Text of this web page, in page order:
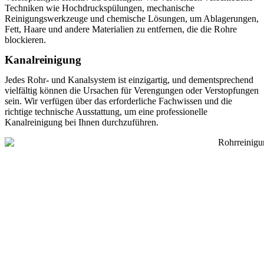
Techniken wie Hochdruckspülungen, mechanische
Reinigungswerkzeuge und chemische Lösungen, um Ablagerungen,
Fett, Haare und andere Materialien zu entfernen, die die Rohre
blockieren.
Kanalreinigung
Jedes Rohr- und Kanalsystem ist einzigartig, und dementsprechend
vielfältig können die Ursachen für Verengungen oder Verstopfungen
sein. Wir verfügen über das erforderliche Fachwissen und die
richtige technische Ausstattung, um eine professionelle
Kanalreinigung bei Ihnen durchzuführen.